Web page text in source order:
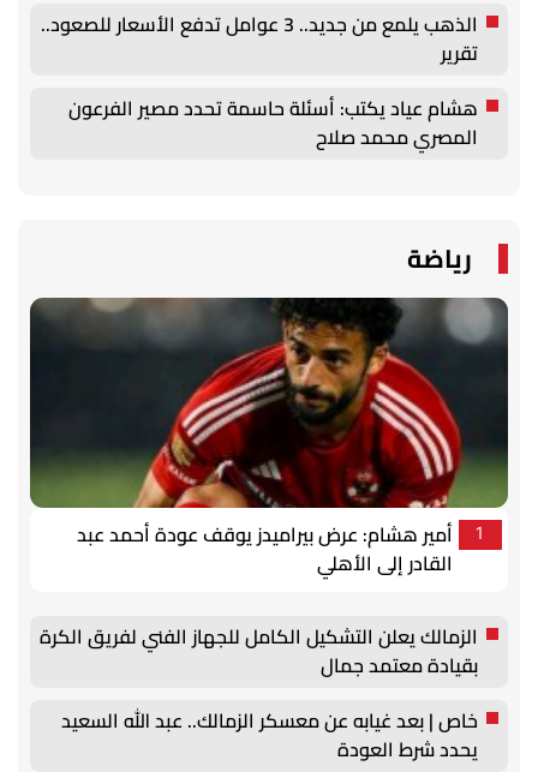
الذهب يلمع من جديد.. 3 عوامل تدفع الأسعار للصعود..
تقرير
هشام عياد يكتب: أسئلة حاسمة تحدد مصير الفرعون
المصري محمد صلاح
رياضة
1
أمير هشام: عرض بيراميدز يوقف عودة أحمد عبد
القادر إلى الأهلي
الزمالك يعلن التشكيل الكامل للجهاز الفني لفريق الكرة
بقيادة معتمد جمال
خاص | بعد غيابه عن معسكر الزمالك.. عبد الله السعيد
يحدد شرط العودة